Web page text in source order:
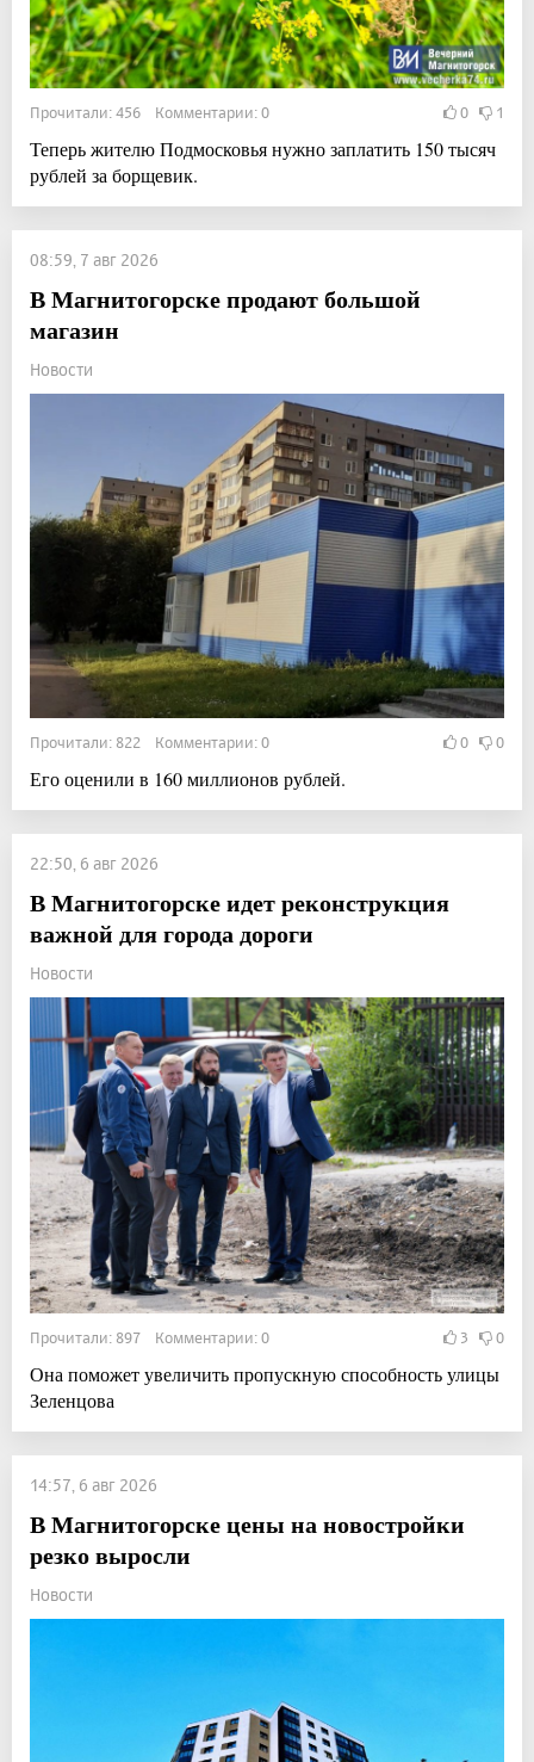
Прочитали: 456 Комментарии: 0 0 1
Теперь жителю Подмосковья нужно заплатить 150 тысяч
рублей за борщевик.
08:59, 7 авг 2026
В Магнитогорске продают большой
магазин
Новости
Прочитали: 822 Комментарии: 0 0 0
Его оценили в 160 миллионов рублей.
22:50, 6 авг 2026
В Магнитогорске идет реконструкция
важной для города дороги
Новости
Прочитали: 897 Комментарии: 0 3 0
Она поможет увеличить пропускную способность улицы
Зеленцова
14:57, 6 авг 2026
В Магнитогорске цены на новостройки
резко выросли
Новости